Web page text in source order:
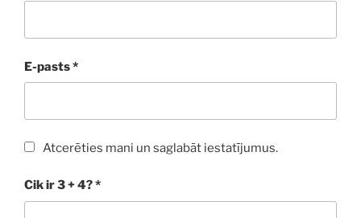
E-pasts*
Atcerēties mani un saglabāt iestatījumus.
Cik ir 3 + 4?*